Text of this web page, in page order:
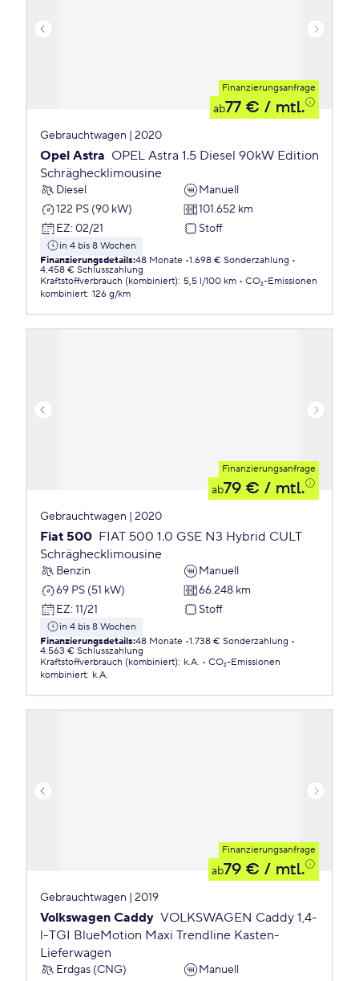
Finanzierungsanfrage
ab77 € / mtl.
Gebrauchtwagen | 2020
Opel Astra OPEL Astra 1.5 Diesel 90kW Edition
Schräghecklimousine
Diesel
Manuell
122 PS (90 kW)
101.652 km
EZ: 02/21 Stoff
in 4 bis 8 Wochen
Finanzierungsdetails:48 Monate 1.698 € Sonderzahlung
4.458 € Schlusszahlung
Kraftstoffverbrauch (kombiniert): 5,5 l/100 km
CO₂-Emissionen
kombiniert: 126 g/km
Finanzierungsanfrage
ab79 € / mtl.
Gebrauchtwagen | 2020
Fiat 500 FIAT 500 1.0 GSE N3 Hybrid CULT
Schräghecklimousine
Benzin
Manuell
69 PS (51 kW)
66.248 km
EZ: 11/21 Stoff
in 4 bis 8 Wochen
Finanzierungsdetails:48 Monate 1.738 € Sonderzahlung
4.563 € Schlusszahlung
Kraftstoffverbrauch (kombiniert): k.A.
CO₂-Emissionen
kombiniert: k.A.
Finanzierungsanfrage
ab79 € / mtl.
Gebrauchtwagen | 2019
Volkswagen Caddy VOLKSWAGEN Caddy 1,4-
l-TGI BlueMotion Maxi Trendline Kasten-
Lieferwagen
Erdgas (CNG)
Manuell